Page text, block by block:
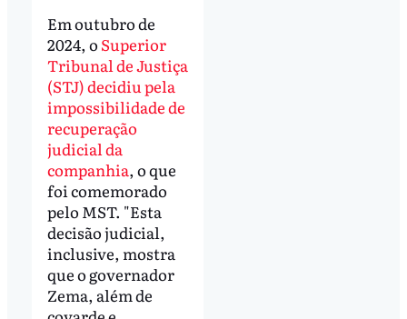
Em outubro de
2024, o Superior
Tribunal de Justiça
(STJ) decidiu pela
impossibilidade de
recuperação
judicial da
companhia, o que
foi comemorado
pelo MST. "Esta
decisão judicial,
inclusive, mostra
que o governador
Zema, além de